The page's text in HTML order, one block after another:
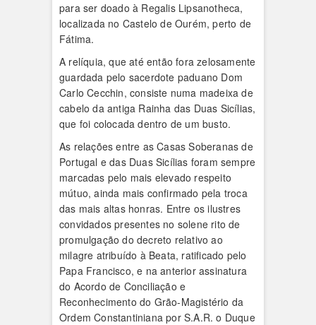
para ser doado à Regalis Lipsanotheca,
localizada no Castelo de Ourém, perto de
Fátima.
A relíquia, que até então fora zelosamente
guardada pelo sacerdote paduano Dom
Carlo Cecchin, consiste numa madeixa de
cabelo da antiga Rainha das Duas Sicílias,
que foi colocada dentro de um busto.
As relações entre as Casas Soberanas de
Portugal e das Duas Sicílias foram sempre
marcadas pelo mais elevado respeito
mútuo, ainda mais confirmado pela troca
das mais altas honras. Entre os ilustres
convidados presentes no solene rito de
promulgação do decreto relativo ao
milagre atribuído à Beata, ratificado pelo
Papa Francisco, e na anterior assinatura
do Acordo de Conciliação e
Reconhecimento do Grão-Magistério da
Ordem Constantiniana por S.A.R. o Duque